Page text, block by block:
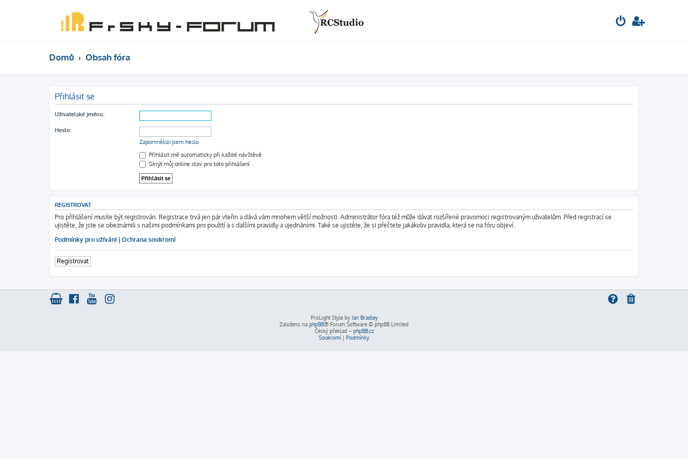
Domů Obsah fóra
Přihlásit se
Uživatelské jméno:
Heslo:
Zapomněl(a) jsem heslo
Přihlásit mě automaticky při každé návštěvě
Skrýt můj online stav pro toto přihlášení
REGISTROVAT
Pro přihlášení musíte být registrován. Registrace trvá jen pár vteřin a dává vám mnohem větší možnosti. Administrátor fóra též může dávat rozšířené pravomoci registrovaným uživatelům. Před registrací se
ujistěte, že jste se obeznámili s našimi podmínkami pro použití a s dalšími pravidly a ujednáními. Také se ujistěte, že si přečtete jakákoliv pravidla, která se na fóru objeví.
Podmínky pro užívání| Ochrana soukromí
Registrovat
ProLight Style by Ian Bradley
Založeno na phpBB® Forum Software © phpBB Limited
Český překlad – phpBB.cz
Soukromí| Podmínky